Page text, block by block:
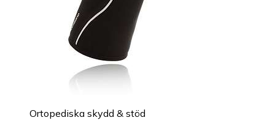
Ortopediska skydd & stöd